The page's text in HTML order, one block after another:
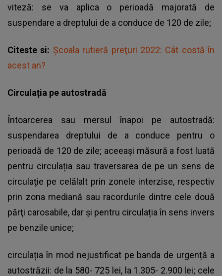
viteză: se va aplica o perioadă majorată de
suspendare a dreptului de a conduce de 120 de zile;
Citeste si: Şcoala rutieră preţuri 2022: Cât costă în
acest an?
Circulația pe autostradă
Întoarcerea sau mersul înapoi pe autostradă:
suspendarea dreptului de a conduce pentru o
perioadă de 120 de zile; aceeași măsură a fost luată
pentru circulația sau traversarea de pe un sens de
circulaţie pe celălalt prin zonele interzise, respectiv
prin zona mediană sau racordurile dintre cele două
părţi carosabile, dar și pentru circulația în sens invers
pe benzile unice;
circulația în mod nejustificat pe banda de urgență a
autostrăzii: de la 580- 725 lei, la 1.305- 2.900 lei; cele